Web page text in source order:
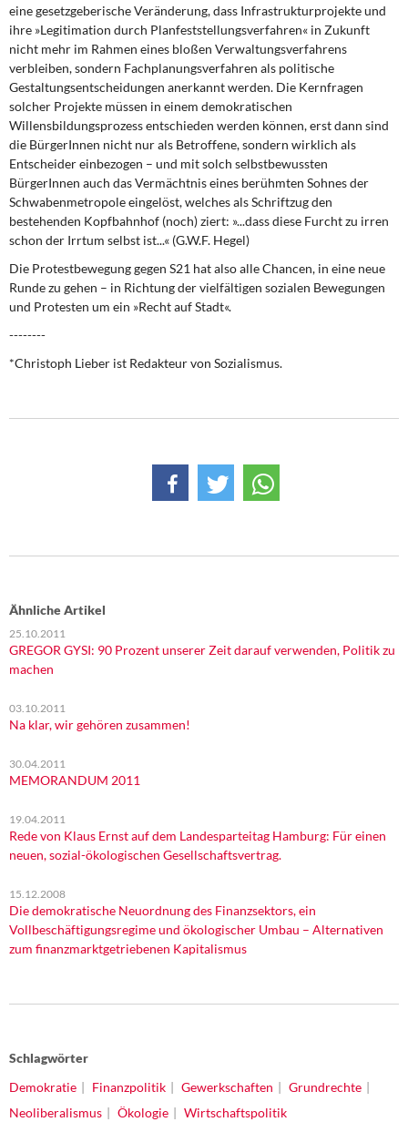
eine gesetzgeberische Veränderung, dass Infrastrukturprojekte und
ihre »Legitimation durch Planfeststellungsverfahren« in Zukunft
nicht mehr im Rahmen eines bloßen Verwaltungsverfahrens
verbleiben, sondern Fachplanungsverfahren als politische
Gestaltungsentscheidungen anerkannt werden. Die Kernfragen
solcher Projekte müssen in einem demokratischen
Willensbildungsprozess entschieden werden können, erst dann sind
die BürgerInnen nicht nur als Betroffene, sondern wirklich als
Entscheider einbezogen – und mit solch selbstbewussten
BürgerInnen auch das Vermächtnis eines berühmten Sohnes der
Schwabenmetropole eingelöst, welches als Schriftzug den
bestehenden Kopfbahnhof (noch) ziert: »...dass diese Furcht zu irren
schon der Irrtum selbst ist...« (G.W.F. Hegel)
Die Protestbewegung gegen S21 hat also alle Chancen, in eine neue
Runde zu gehen – in Richtung der vielfältigen sozialen Bewegungen
und Protesten um ein »Recht auf Stadt«.
--------
*Christoph Lieber ist Redakteur von Sozialismus.
Ähnliche Artikel
25.10.2011
GREGOR GYSI: 90 Prozent unserer Zeit darauf verwenden, Politik zu
machen
03.10.2011
Na klar, wir gehören zusammen!
30.04.2011
MEMORANDUM 2011
19.04.2011
Rede von Klaus Ernst auf dem Landesparteitag Hamburg: Für einen
neuen, sozial-ökologischen Gesellschaftsvertrag.
15.12.2008
Die demokratische Neuordnung des Finanzsektors, ein
Vollbeschäftigungsregime und ökologischer Umbau – Alternativen
zum finanzmarktgetriebenen Kapitalismus
Schlagwörter
Demokratie
Finanzpolitik Gewerkschaften
Grundrechte
Neoliberalismus
Ökologie Wirtschaftspolitik